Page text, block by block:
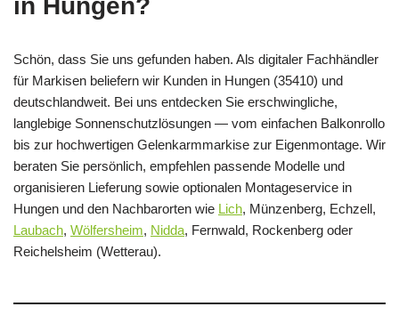
in Hungen?
Schön, dass Sie uns gefunden haben. Als digitaler Fachhändler
für Markisen beliefern wir Kunden in Hungen (35410) und
deutschlandweit. Bei uns entdecken Sie erschwingliche,
langlebige Sonnenschutzlösungen — vom einfachen Balkonrollo
bis zur hochwertigen Gelenkarmmarkise zur Eigenmontage. Wir
beraten Sie persönlich, empfehlen passende Modelle und
organisieren Lieferung sowie optionalen Montageservice in
Hungen und den Nachbarorten wie Lich, Münzenberg, Echzell,
Laubach, Wölfersheim, Nidda, Fernwald, Rockenberg oder
Reichelsheim (Wetterau).